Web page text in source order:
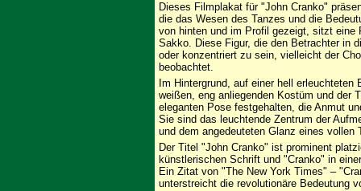
Dieses Filmplakat für "John Cranko"
die das Wesen des Tanzes und die
von hinten und im Profil gezeigt, sitzt eine
Sakko. Diese Figur, die den Betrachter in
oder konzentriert zu sein, vielleicht der
beobachtet.
Im Hintergrund, auf einer hell
weißen, eng anliegenden Kostüm und der
eleganten Pose festgehalten, die Anmut
Sie sind das leuchtende Zentrum der
und dem angedeuteten Glanz eines
Der Titel "John Cranko" ist prominent
künstlerischen Schrift und "Cranko" in
Ein Zitat von "The New York Times" –
unterstreicht die revolutionäre Bedeutung